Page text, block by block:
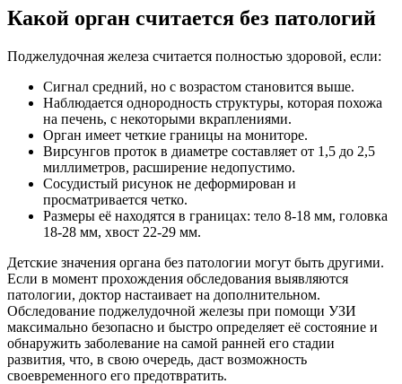
Какой орган считается без патологий
Поджелудочная железа считается полностью здоровой, если:
Сигнал средний, но с возрастом становится выше.
Наблюдается однородность структуры, которая похожа
на печень, с некоторыми вкраплениями.
Орган имеет четкие границы на мониторе.
Вирсунгов проток в диаметре составляет от 1,5 до 2,5
миллиметров, расширение недопустимо.
Сосудистый рисунок не деформирован и
просматривается четко.
Размеры её находятся в границах: тело 8-18 мм, головка
18-28 мм, хвост 22-29 мм.
Детские значения органа без патологии могут быть другими.
Если в момент прохождения обследования выявляются
патологии, доктор настаивает на дополнительном.
Обследование поджелудочной железы при помощи УЗИ
максимально безопасно и быстро определяет её состояние и
обнаружить заболевание на самой ранней его стадии
развития, что, в свою очередь, даст возможность
своевременного его предотвратить.